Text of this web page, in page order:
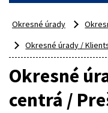
Okresné úrady
Okresné úrady /
Okresné
centrá /